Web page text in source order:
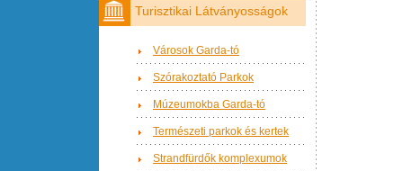
Turisztikai Látványosságok
Városok Garda-tó
Szórakoztató Parkok
Múzeumokba Garda-tó
Természeti parkok és kertek
Strandfürdők komplexumok